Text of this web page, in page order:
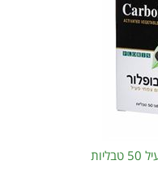
פלוריש קרבופלור פחם צמחי פעיל 50 טבליות